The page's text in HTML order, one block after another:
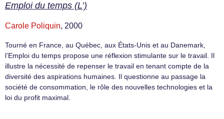
Emploi du temps (L’)
Carole Poliquin, 2000
Tourné en France, au Québec, aux États-Unis et au Danemark,
l’Emploi du temps propose une réflexion stimulante sur le travail. Il
illustre la nécessité de repenser le travail en tenant compte de la
diversité des aspirations humaines. Il questionne au passage la
société de consommation, le rôle des nouvelles technologies et la
loi du profit maximal.